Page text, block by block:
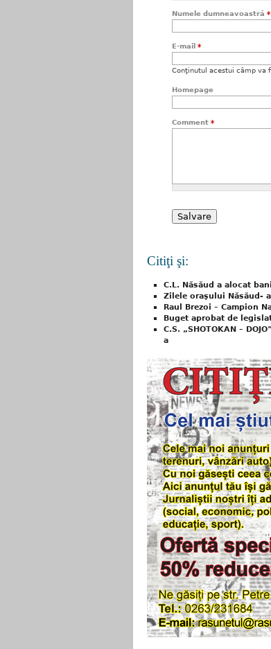
Numele dumneavoastră *
E-mail *
Conţinutul acestui câmp va
Homepage
Comment *
Citiţi şi:
C.L. Năsăud a alocat
Zilele oraşului Năsăud-
Raul Brezoi – Campion
Buget aprobat de
C.S. „SHOTOKAN –
a